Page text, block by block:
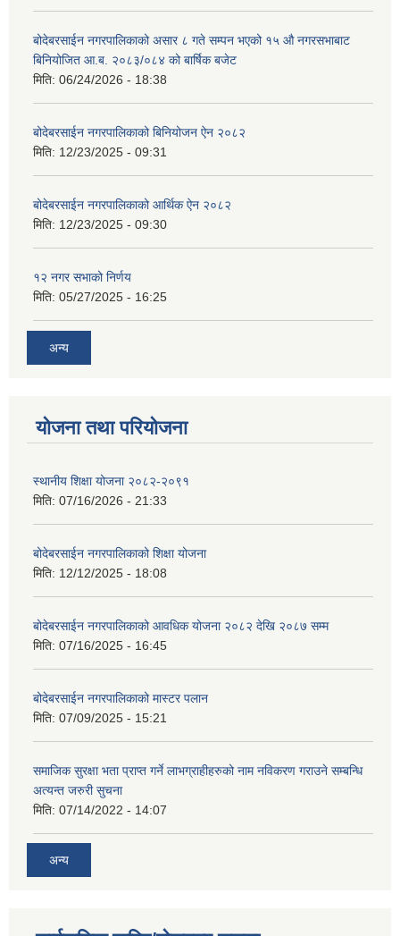
बोदेबरसाईन नगरपालिकाको असार ८ गते सम्पन भएको १५ ‍‍‍औ नगरसभाबाट
बिनियोजित आ.ब. २०८३/०८४ को बार्षिक बजेट
मिति: 06/24/2026 - 18:38
बोदेबरसाईन नगरपालिकाको बिनियोजन ऐन २०८२
मिति: 12/23/2025 - 09:31
बोदेबरसाईन नगरपालिकाको आर्थिक ऐन २०८२
मिति: 12/23/2025 - 09:30
१२ नगर सभाको निर्णय
मिति: 05/27/2025 - 16:25
अन्य
योजना तथा परियोजना
स्थानीय शिक्षा योजना २०८२-२०९१
मिति: 07/16/2026 - 21:33
बोदेबरसाईन नगरपालिकाको शिक्षा योजना
मिति: 12/12/2025 - 18:08
बोदेबरसाईन नगरपालिकाको आवधिक योजना २०८२ देखि २०८७ सम्म
मिति: 07/16/2025 - 16:45
बोदेबरसाईन नगरपालिकाको मास्टर पलान
मिति: 07/09/2025 - 15:21
समाजिक सुरक्षा भता प्राप्त गर्ने लाभग्राहीहरुको नाम नविकरण गराउने सम्बन्धि
अत्यन्त जरुरी सुचना
मिति: 07/14/2022 - 14:07
अन्य